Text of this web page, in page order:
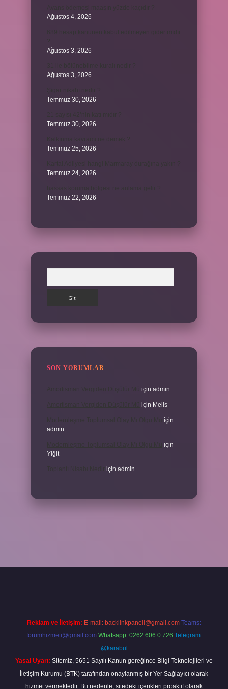
Ağustos 4, 2026
Ağustos 3, 2026
Ağustos 3, 2026
Temmuz 30, 2026
Temmuz 30, 2026
Temmuz 25, 2026
Temmuz 24, 2026
Temmuz 22, 2026
SON YORUMLAR
için admin
için Melis
için
admin
için
Yiğit
için admin
Reklam ve İletişim: E-mail: backlinkpaneli@gmail.com Teams:
forumhizmeti@gmail.com Whatsapp: 0262 606 0 726 Telegram:
@karabul
Yasal Uyarı: Sitemiz, 5651 Sayılı Kanun gereğince Bilgi Teknolojileri ve
İletişim Kurumu (BTK) tarafından onaylanmış bir Yer Sağlayıcı olarak
hizmet vermektedir. Bu nedenle, sitedeki içerikleri proaktif olarak